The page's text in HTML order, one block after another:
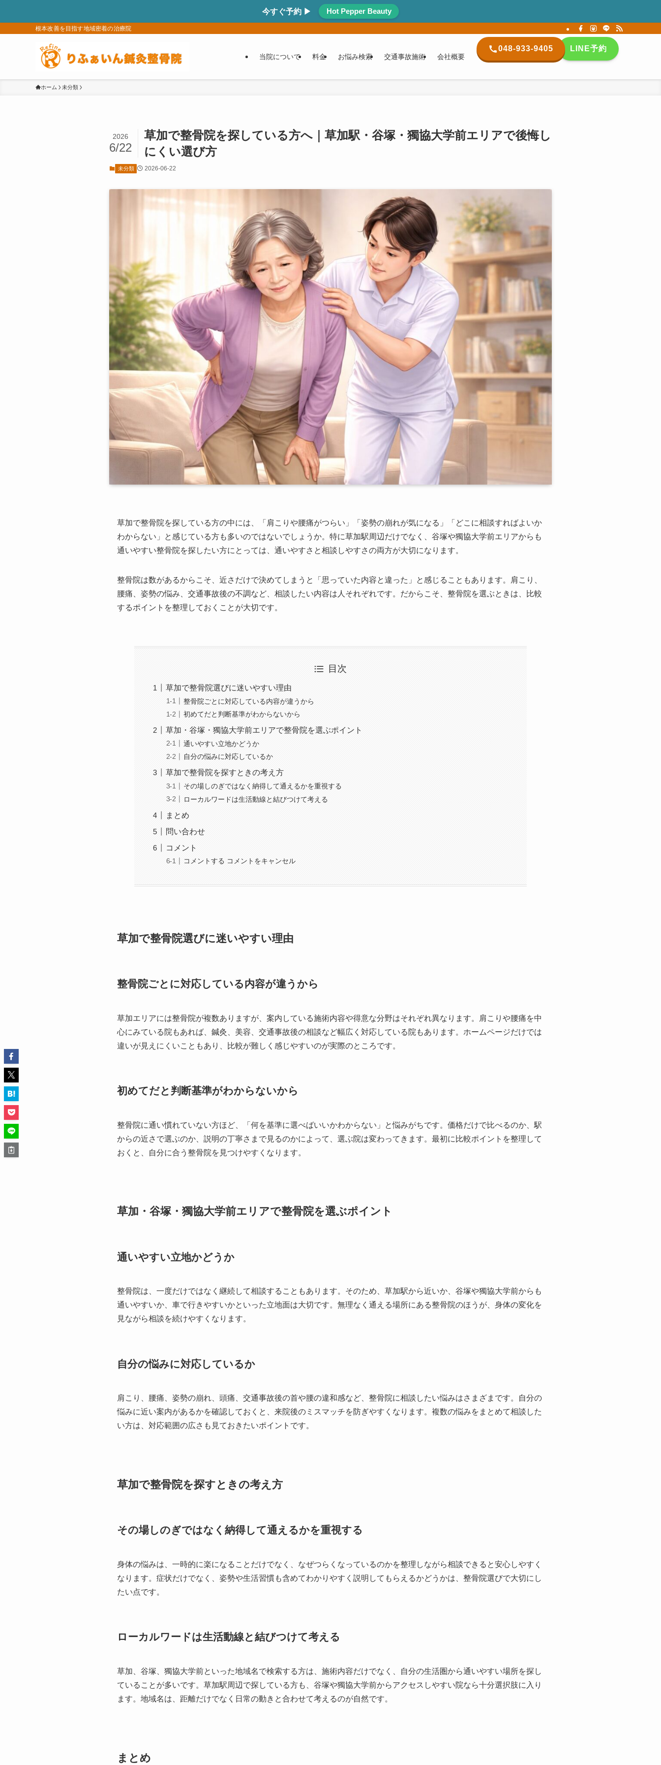
今すぐ予約 ▶ Hot Pepper Beauty
根本改善を目指す地域密着の治療院
当院について 料金 お悩み検索 交通事故施術 会社概要
048-933-9405 LINE予約
ホーム 未分類
草加で整骨院を探している方へ｜草加駅・谷塚・獨協大学前エリアで後悔し
にくい選び方
2026
6/22
未分類 2026-06-22
草加で整骨院を探している方の中には、「肩こりや腰痛がつらい」「姿勢の崩れが気になる」「どこに相談すればよいか
わからない」と感じている方も多いのではないでしょうか。特に草加駅周辺だけでなく、谷塚や獨協大学前エリアからも
通いやすい整骨院を探したい方にとっては、通いやすさと相談しやすさの両方が大切になります。
整骨院は数があるからこそ、近さだけで決めてしまうと「思っていた内容と違った」と感じることもあります。肩こり、
腰痛、姿勢の悩み、交通事故後の不調など、相談したい内容は人それぞれです。だからこそ、整骨院を選ぶときは、比較
するポイントを整理しておくことが大切です。
目次
草加で整骨院選びに迷いやすい理由
整骨院ごとに対応している内容が違うから
初めてだと判断基準がわからないから
草加・谷塚・獨協大学前エリアで整骨院を選ぶポイント
通いやすい立地かどうか
自分の悩みに対応しているか
草加で整骨院を探すときの考え方
その場しのぎではなく納得して通えるかを重視する
ローカルワードは生活動線と結びつけて考える
まとめ
問い合わせ
コメント
コメントする コメントをキャンセル
草加で整骨院選びに迷いやすい理由
整骨院ごとに対応している内容が違うから
草加エリアには整骨院が複数ありますが、案内している施術内容や得意な分野はそれぞれ異なります。肩こりや腰痛を中
心にみている院もあれば、鍼灸、美容、交通事故後の相談など幅広く対応している院もあります。ホームページだけでは
違いが見えにくいこともあり、比較が難しく感じやすいのが実際のところです。
初めてだと判断基準がわからないから
整骨院に通い慣れていない方ほど、「何を基準に選べばいいかわからない」と悩みがちです。価格だけで比べるのか、駅
からの近さで選ぶのか、説明の丁寧さまで見るのかによって、選ぶ院は変わってきます。最初に比較ポイントを整理して
おくと、自分に合う整骨院を見つけやすくなります。
草加・谷塚・獨協大学前エリアで整骨院を選ぶポイント
通いやすい立地かどうか
整骨院は、一度だけではなく継続して相談することもあります。そのため、草加駅から近いか、谷塚や獨協大学前からも
通いやすいか、車で行きやすいかといった立地面は大切です。無理なく通える場所にある整骨院のほうが、身体の変化を
見ながら相談を続けやすくなります。
自分の悩みに対応しているか
肩こり、腰痛、姿勢の崩れ、頭痛、交通事故後の首や腰の違和感など、整骨院に相談したい悩みはさまざまです。自分の
悩みに近い案内があるかを確認しておくと、来院後のミスマッチを防ぎやすくなります。複数の悩みをまとめて相談した
い方は、対応範囲の広さも見ておきたいポイントです。
草加で整骨院を探すときの考え方
その場しのぎではなく納得して通えるかを重視する
身体の悩みは、一時的に楽になることだけでなく、なぜつらくなっているのかを整理しながら相談できると安心しやすく
なります。症状だけでなく、姿勢や生活習慣も含めてわかりやすく説明してもらえるかどうかは、整骨院選びで大切にし
たい点です。
ローカルワードは生活動線と結びつけて考える
草加、谷塚、獨協大学前といった地域名で検索する方は、施術内容だけでなく、自分の生活圏から通いやすい場所を探し
ていることが多いです。草加駅周辺で探している方も、谷塚や獨協大学前からアクセスしやすい院なら十分選択肢に入り
ます。地域名は、距離だけでなく日常の動きと合わせて考えるのが自然です。
まとめ